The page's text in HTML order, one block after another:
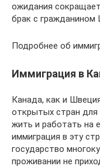
ожидания
брак с гражданином
Подробнее об
Иммиграция в
Канада, как и
открытых стран для
жить и работать на
иммиграция в эту
государство
проживании не